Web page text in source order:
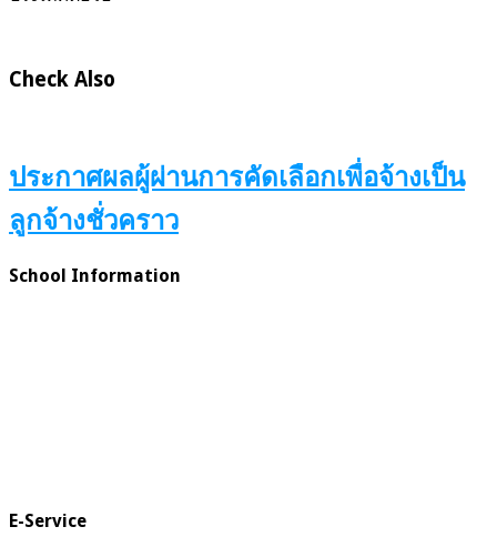
Check Also
ประกาศผลผู้ผ่านการคัดเลือกเพื่อจ้างเป็น
ลูกจ้างชั่วคราว
School Information
E-Service